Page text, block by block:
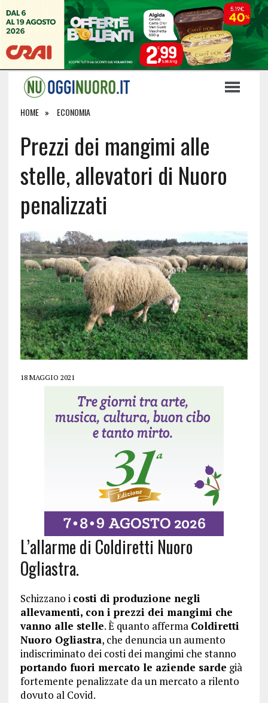
HOME ECONOMIA
Prezzi dei mangimi alle
stelle, allevatori di Nuoro
penalizzati
18 MAGGIO 2021
L’allarme di Coldiretti Nuoro
Ogliastra.
Schizzano i costi di produzione negli
allevamenti, con i prezzi dei mangimi che
vanno alle stelle. È quanto afferma Coldiretti
Nuoro Ogliastra, che denuncia un aumento
indiscriminato dei costi dei mangimi che stanno
portando fuori mercato le aziende sarde già
fortemente penalizzate da un mercato a rilento
dovuto al Covid.